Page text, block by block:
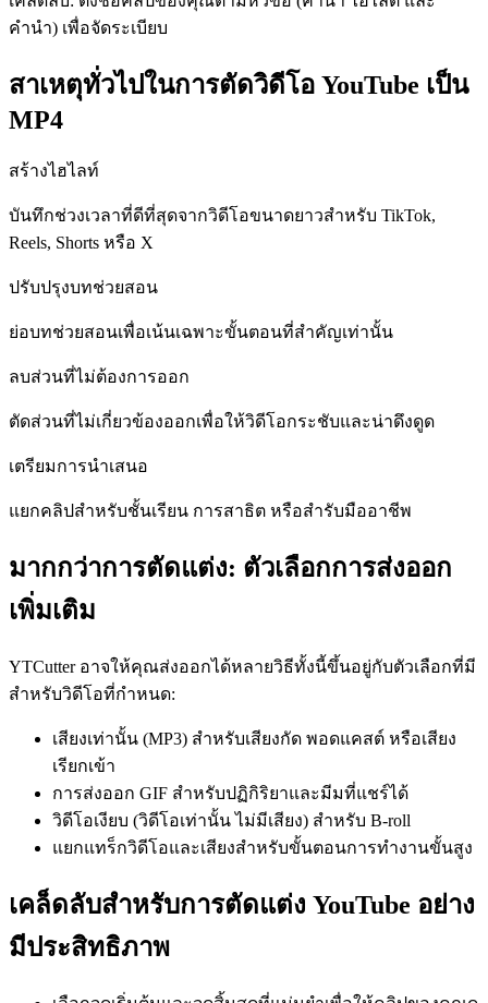
คำนำ) เพื่อจัดระเบียบ
สาเหตุทั่วไปในการตัดวิดีโอ YouTube เป็น
MP4
สร้างไฮไลท์
บันทึกช่วงเวลาที่ดีที่สุดจากวิดีโอขนาดยาวสำหรับ TikTok,
Reels, Shorts หรือ X
ปรับปรุงบทช่วยสอน
ย่อบทช่วยสอนเพื่อเน้นเฉพาะขั้นตอนที่สำคัญเท่านั้น
ลบส่วนที่ไม่ต้องการออก
ตัดส่วนที่ไม่เกี่ยวข้องออกเพื่อให้วิดีโอกระชับและน่าดึงดูด
เตรียมการนำเสนอ
แยกคลิปสำหรับชั้นเรียน การสาธิต หรือสำรับมืออาชีพ
มากกว่าการตัดแต่ง: ตัวเลือกการส่งออก
เพิ่มเติม
YTCutter อาจให้คุณส่งออกได้หลายวิธีทั้งนี้ขึ้นอยู่กับตัวเลือกที่มี
สำหรับวิดีโอที่กำหนด:
เสียงเท่านั้น (MP3) สำหรับเสียงกัด พอดแคสต์ หรือเสียง
เรียกเข้า
การส่งออก GIF สำหรับปฏิกิริยาและมีมที่แชร์ได้
วิดีโอเงียบ (วิดีโอเท่านั้น ไม่มีเสียง) สำหรับ B-roll
แยกแทร็กวิดีโอและเสียงสำหรับขั้นตอนการทำงานขั้นสูง
เคล็ดลับสำหรับการตัดแต่ง YouTube อย่าง
มีประสิทธิภาพ